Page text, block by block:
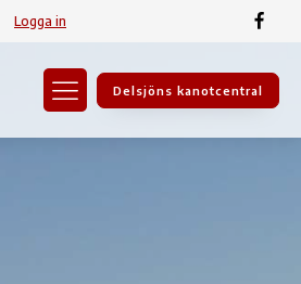
Logga in
Delsjöns kanotcentral